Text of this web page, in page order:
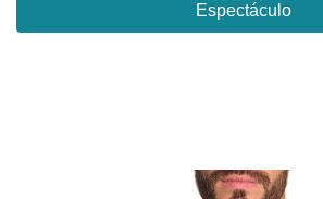
Espectáculo